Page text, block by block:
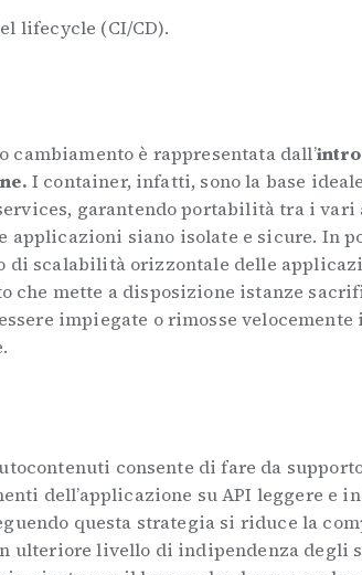
lifecycle (CI/CD).
è rappresentata dall’
I container, infatti, sono la base
garantendo portabilità tra i vari
siano isolate e sicure. In
di scalabilità orizzontale delle
che mette a disposizione istanze
impiegate o rimosse velocemente
consente di fare da
dell’applicazione su API leggere e
questa strategia si riduce la
ulteriore livello di indipendenza degli